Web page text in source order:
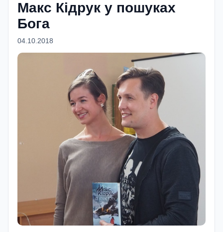
Макс Кідрук у пошуках
Бога
04.10.2018